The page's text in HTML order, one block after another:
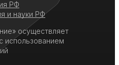
РФ
и науки РФ
осуществляет
использованием